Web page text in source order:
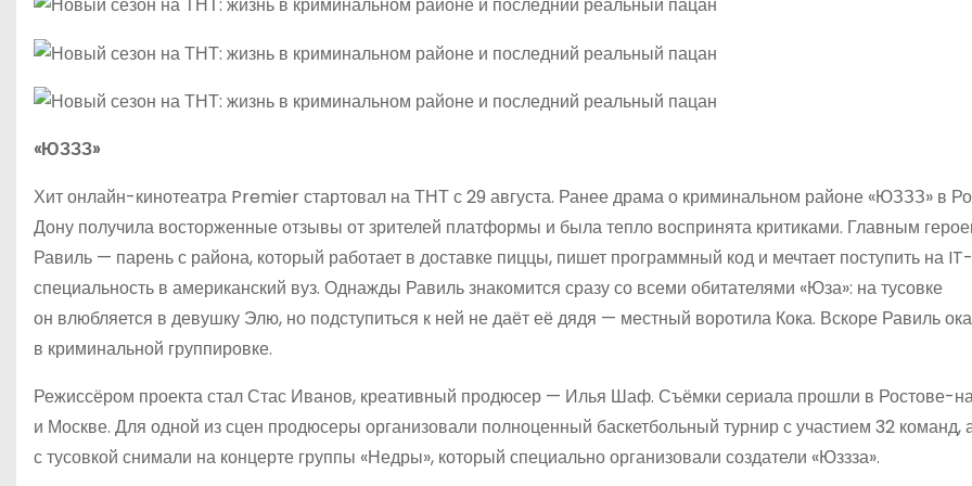
«ЮЗЗЗ»
Хит онлайн-кинотеатра Premier стартовал на ТНТ с 29 августа. Ранее драма о криминальном районе «ЮЗЗЗ» в
Дону получила восторженные отзывы от зрителей платформы и была тепло воспринята критиками. Главным
Равиль — парень с района, который работает в доставке пиццы, пишет программный код и мечтает поступить на IT-
специальность в американский вуз. Однажды Равиль знакомится сразу со всеми обитателями «Юза»: на тусовке
он влюбляется в девушку Элю, но подступиться к ней не даёт её дядя — местный воротила Кока. Вскоре Равиль
в криминальной группировке.
Режиссёром проекта стал Стас Иванов, креативный продюсер — Илья Шаф. Съёмки сериала прошли в Ростове-
и Москве. Для одной из сцен продюсеры организовали полноценный баскетбольный турнир с участием 32 команд,
с тусовкой снимали на концерте группы «Недры», который специально организовали создатели «Юззза».